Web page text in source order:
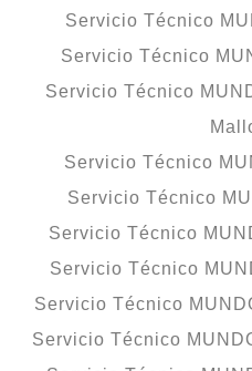
Servicio Técnico
Servicio Técnico
Servicio Técnico
Servicio Técnico
Servicio Técnico
Servicio Técnico
Servicio Técnico
Servicio Técnico
Servicio Técnico